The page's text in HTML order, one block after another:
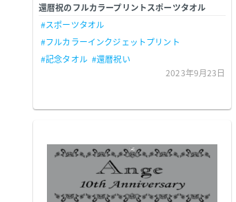
還暦祝のフルカラープリントスポーツタオル
#スポーツタオル
#フルカラーインクジェットプリント
#記念タオル #還暦祝い
2023年9月23日